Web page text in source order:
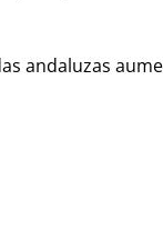
andaluzas